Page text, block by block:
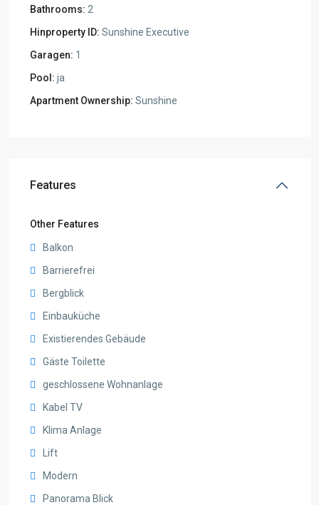
Bathrooms: 2
Hinproperty ID: Sunshine Executive
Garagen: 1
Pool: ja
Apartment Ownership: Sunshine
Features
Other Features
Balkon
Barrierefrei
Bergblick
Einbauküche
Existierendes Gebäude
Gäste Toilette
geschlossene Wohnanlage
Kabel TV
Klima Anlage
Lift
Modern
Panorama Blick